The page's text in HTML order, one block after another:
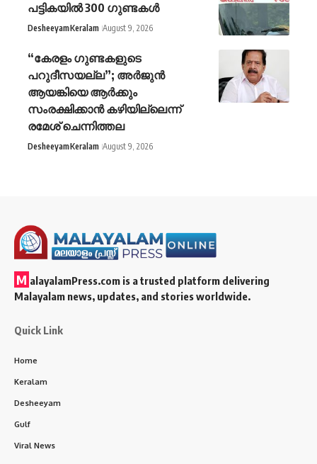
പട്ടികയിൽ 300 ഗുണ്ടകൾ
DesheeyamKeralam August 9, 2026
“കേരളം ഗുണ്ടകളുടെ
പറുദീസയല്ല”; അർജുൻ
ആയങ്കിയെ ആർക്കും
സംരക്ഷിക്കാൻ കഴിയില്ലെന്ന്
രമേശ് ചെന്നിത്തല
DesheeyamKeralam August 9, 2026
M alayalamPress.com is a trusted platform delivering
Malayalam news, updates, and stories worldwide.
Quick Link
Home
Keralam
Desheeyam
Gulf
Viral News